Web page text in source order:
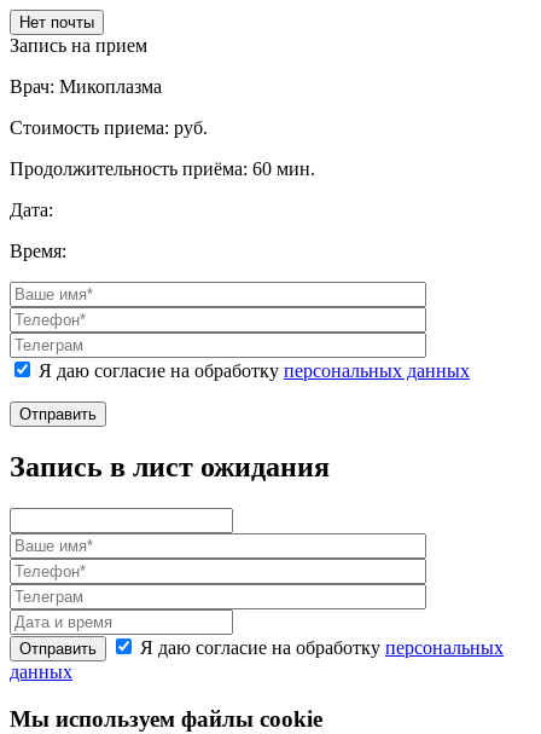
Нет почты
Запись на прием
Врач: Микоплазма
Стоимость приема: руб.
Продолжительность приёма: 60 мин.
Дата:
Время:
Я даю согласие на обработку персональных данных
Отправить
Запись в лист ожидания
Отправить Я даю согласие на обработку персональных
данных
Мы используем файлы cookie